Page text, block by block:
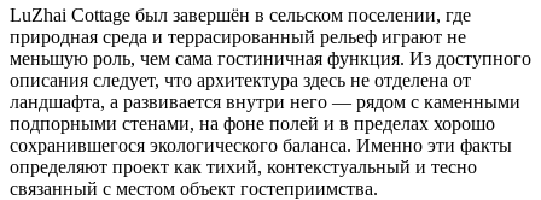
LuZhai Cottage был завершён в сельском поселении, где
природная среда и террасированный рельеф играют не
меньшую роль, чем сама гостиничная функция. Из доступного
описания следует, что архитектура здесь не отделена от
ландшафта, а развивается внутри него — рядом с каменными
подпорными стенами, на фоне полей и в пределах хорошо
сохранившегося экологического баланса. Именно эти факты
определяют проект как тихий, контекстуальный и тесно
связанный с местом объект гостеприимства.